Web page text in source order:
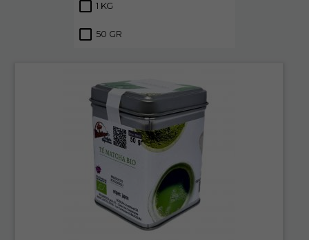
1 KG
50 GR